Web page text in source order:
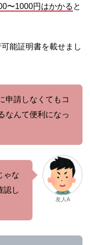
〜1000円はかかる と
能証明書を載せまし
申請しなくてもコ
なんて便利になっ
ゃな
認し
友人A